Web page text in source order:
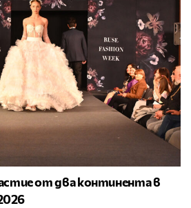
от два континента в